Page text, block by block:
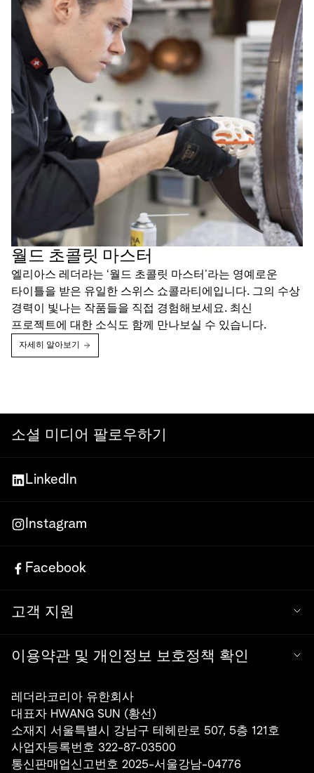
월드 초콜릿 마스터
엘리아스 레더라는 ‘월드 초콜릿 마스터’라는 영예로운
타이틀을 받은 유일한 스위스 쇼콜라티에입니다. 그의 수상
경력이 빛나는 작품들을 직접 경험해보세요. 최신
프로젝트에 대한 소식도 함께 만나보실 수 있습니다.
자세히 알아보기
소셜 미디어 팔로우하기
LinkedIn
Instagram
Facebook
고객 지원
이용약관 및 개인정보 보호정책 확인
레더라코리아 유한회사
대표자 HWANG SUN (황선)
소재지 서울특별시 강남구 테헤란로 507, 5층 121호
사업자등록번호 322-87-03500
통신판매업신고번호 2025-서울강남-04776